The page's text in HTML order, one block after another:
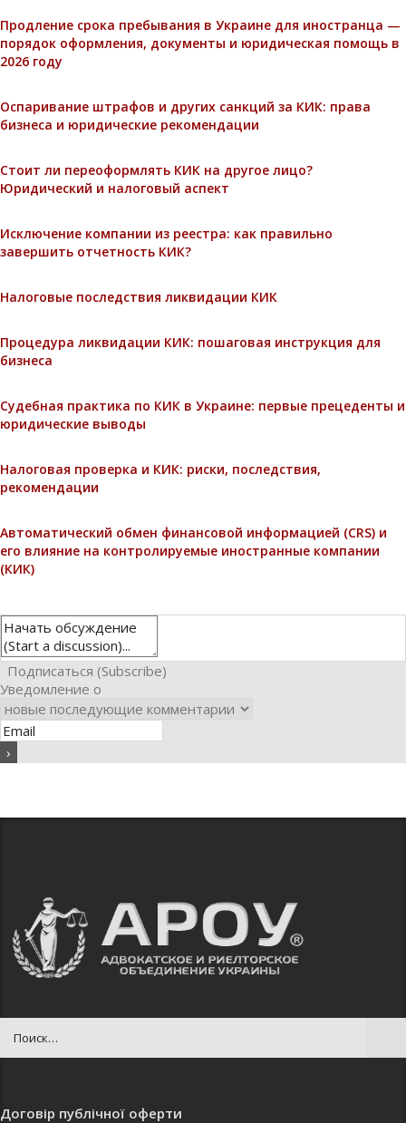
Продление срока пребывания в Украине для иностранца —
порядок оформления, документы и юридическая помощь в
2026 году
Оспаривание штрафов и других санкций за КИК: права
бизнеса и юридические рекомендации
Стоит ли переоформлять КИК на другое лицо?
Юридический и налоговый аспект
Исключение компании из реестра: как правильно
завершить отчетность КИК?
Налоговые последствия ликвидации КИК
Процедура ликвидации КИК: пошаговая инструкция для
бизнеса
Судебная практика по КИК в Украине: первые прецеденты и
юридические выводы
Налоговая проверка и КИК: риски, последствия,
рекомендации
Автоматический обмен финансовой информацией (CRS) и
его влияние на контролируемые иностранные компании
(КИК)
Подписаться (Subscribe)
Уведомление о
Договір публічної оферти